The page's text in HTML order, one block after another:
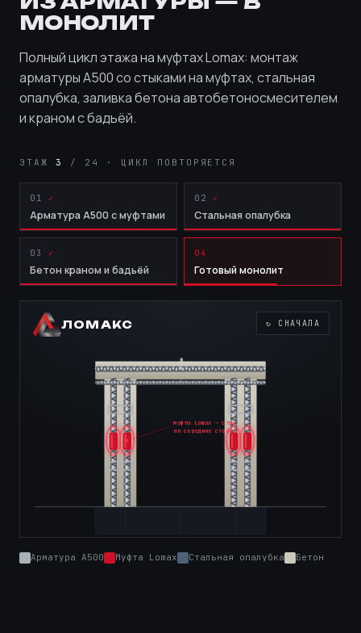
МОНОЛИТ
Полный цикл этажа на муфтах Lomax: монтаж
арматуры А500 со стыками на муфтах, стальная
опалубка, заливка бетона автобетоносмесителем
и краном с бадьёй.
ЭТАЖ 4 / 24 · ЦИКЛ ПОВТОРЯЕТСЯ
01
Арматура А500 с муфтами
02
Стальная опалубка
03
Бетон краном и бадьёй
04
Готовый монолит
ЛОМАКС ↻ СНАЧАЛА
муфта Lomax — стык
по середине стойки
Арматура А500 Муфта Lomax Стальная опалубка Бетон